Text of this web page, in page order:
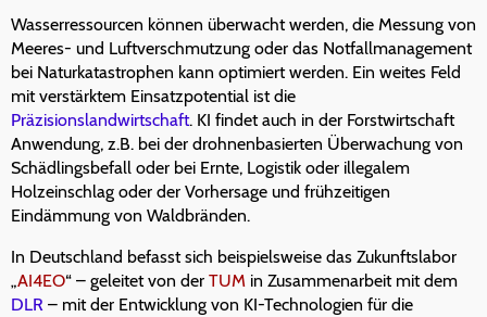
Wasserressourcen können überwacht werden, die Messung von
Meeres- und Luftverschmutzung oder das Notfallmanagement
bei Naturkatastrophen kann optimiert werden. Ein weites Feld
mit verstärktem Einsatzpotential ist die
Präzisionslandwirtschaft. KI findet auch in der Forstwirtschaft
Anwendung, z.B. bei der drohnenbasierten Überwachung von
Schädlingsbefall oder bei Ernte, Logistik oder illegalem
Holzeinschlag oder der Vorhersage und frühzeitigen
Eindämmung von Waldbränden.
In Deutschland befasst sich beispielsweise das Zukunftslabor
„AI4EO“ – geleitet von der TUM in Zusammenarbeit mit dem
DLR – mit der Entwicklung von KI-Technologien für die